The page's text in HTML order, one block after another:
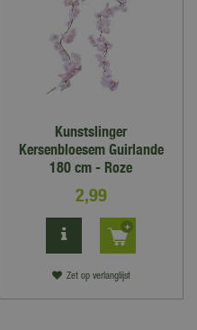
Kunstslinger
Kersenbloesem Guirlande
180 cm - Roze
2,99
Zet op verlanglijst